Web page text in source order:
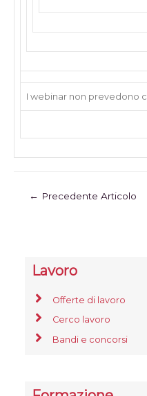
I webinar non prevedono
← Precedente Articolo
Lavoro
Offerte di lavoro
Cerco lavoro
Bandi e concorsi